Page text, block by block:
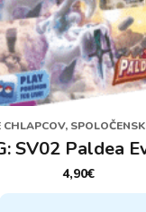
CHLAPCOV,
SV02 Paldea
4,90€